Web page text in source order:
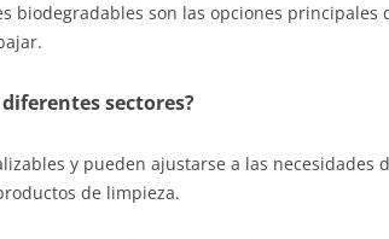
biodegradables son las opciones principales
sectores?
y pueden ajustarse a las necesidades
de limpieza.